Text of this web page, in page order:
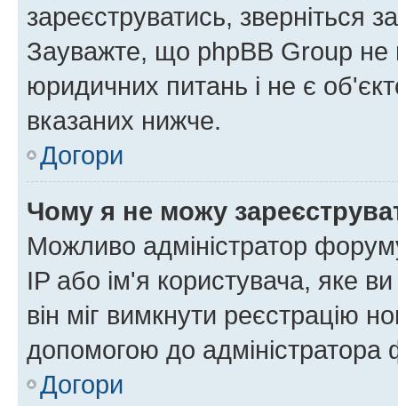
зареєструватись, зверніться
Зауважте, що phpBB Group не
юридичних питань і не є
вказаних нижче.
Догори
Чому я не можу
Можливо адміністратор
IP або ім'я користувача, яке
він міг вимкнути реєстрацію
допомогою до адміністратора
Догори